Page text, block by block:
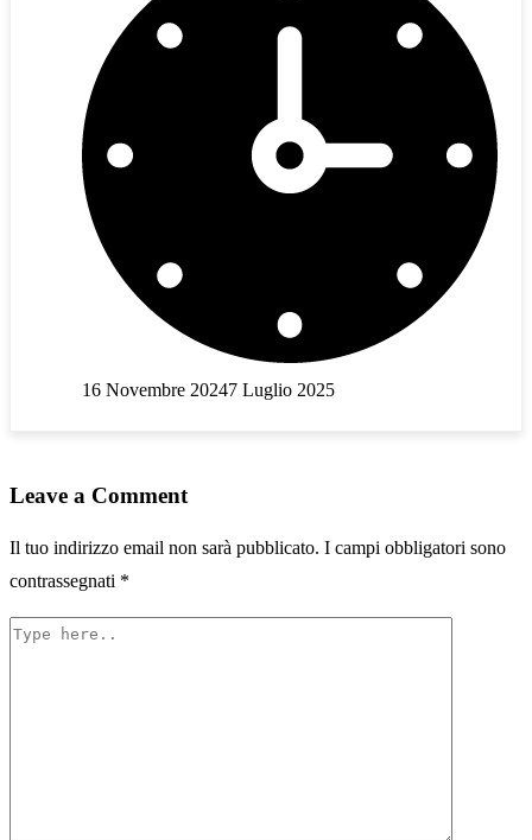
16 Novembre 20247 Luglio 2025
Leave a Comment
Il tuo indirizzo email non sarà pubblicato. I campi obbligatori sono
contrassegnati *
Type